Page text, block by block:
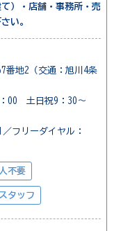
）・店舗・事務所・売
い。
番地2（交通：旭川4条
00 土日祝9：30～
フリーダイヤル：
不要
タッフ